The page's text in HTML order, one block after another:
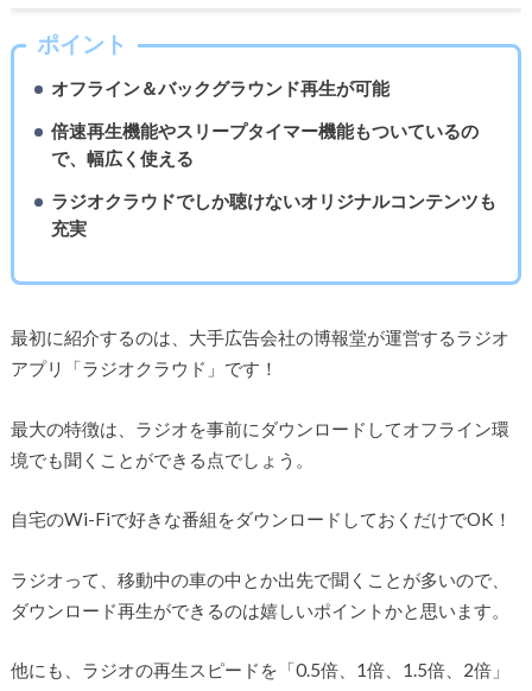
ポイント
オフライン＆バックグラウンド再生が可能
倍速再生機能やスリープタイマー機能もついているの
で、幅広く使える
ラジオクラウドでしか聴けないオリジナルコンテンツも
充実
最初に紹介するのは、大手広告会社の博報堂が運営するラジオ
アプリ「ラジオクラウド」です！
最大の特徴は、ラジオを事前にダウンロードしてオフライン環
境でも聞くことができる点でしょう。
自宅のWi-Fiで好きな番組をダウンロードしておくだけでOK！
ラジオって、移動中の車の中とか出先で聞くことが多いので、
ダウンロード再生ができるのは嬉しいポイントかと思います。
他にも、ラジオの再生スピードを「0.5倍、1倍、1.5倍、2倍」